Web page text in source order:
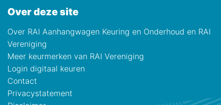
Over deze site
Over RAI Aanhangwagen Keuring en Onderhoud en RAI
Vereniging
Meer keurmerken van RAI Vereniging
Login digitaal keuren
Contact
Privacystatement